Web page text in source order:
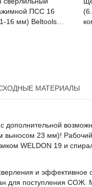
ПСС 16
16 мм) Beltools
МАТЕРИАЛЫ
дополнительной
23 мм)!
WELDON 19 и
и эффективное
для поступления СОЖ.